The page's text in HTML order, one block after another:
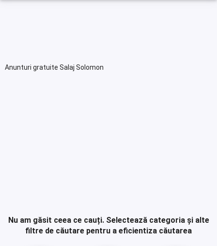
Anunturi gratuite Salaj Solomon
Nu am găsit ceea ce cauți. Selectează categoria și alte
filtre de căutare pentru a eficientiza căutarea